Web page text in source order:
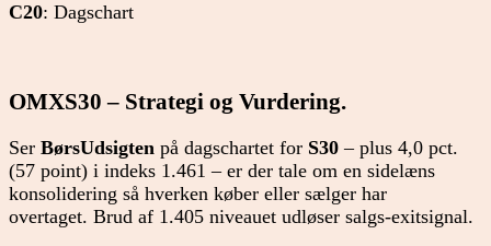
C20: Dagschart
OMXS30 – Strategi og Vurdering.
Ser BørsUdsigten på dagschartet for S30 – plus 4,0 pct.
(57 point) i indeks 1.461 – er der tale om en sidelæns
konsolidering så hverken køber eller sælger har
overtaget. Brud af 1.405 niveauet udløser salgs-exitsignal.